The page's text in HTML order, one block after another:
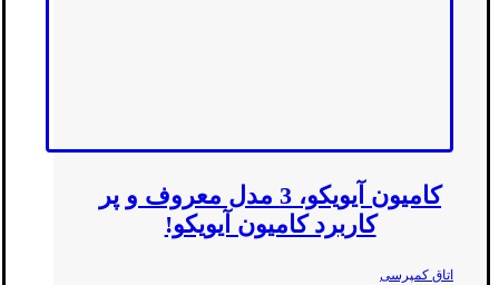
کامیون آیویکو، 3 مدل معروف و پر
کاربرد کامیون آیویکو!
اتاق کمپرسی